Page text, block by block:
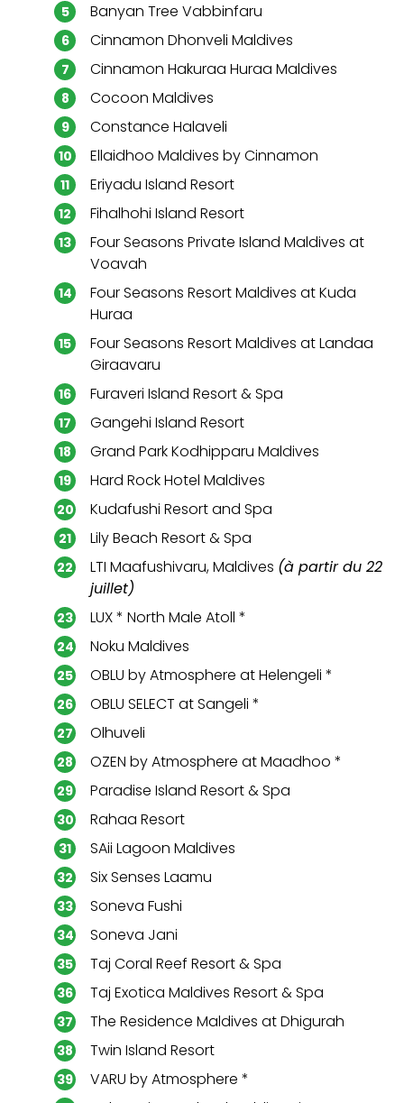
Banyan Tree Vabbinfaru
Cinnamon Dhonveli Maldives
Cinnamon Hakuraa Huraa Maldives
Cocoon Maldives
Constance Halaveli
Ellaidhoo Maldives by Cinnamon
Eriyadu Island Resort
Fihalhohi Island Resort
Four Seasons Private Island Maldives at
Voavah
Four Seasons Resort Maldives at Kuda
Huraa
Four Seasons Resort Maldives at Landaa
Giraavaru
Furaveri Island Resort & Spa
Gangehi Island Resort
Grand Park Kodhipparu Maldives
Hard Rock Hotel Maldives
Kudafushi Resort and Spa
Lily Beach Resort & Spa
LTI Maafushivaru, Maldives (à partir du 22
juillet)
LUX * North Male Atoll *
Noku Maldives
OBLU by Atmosphere at Helengeli *
OBLU SELECT at Sangeli *
Olhuveli
OZEN by Atmosphere at Maadhoo *
Paradise Island Resort & Spa
Rahaa Resort
SAii Lagoon Maldives
Six Senses Laamu
Soneva Fushi
Soneva Jani
Taj Coral Reef Resort & Spa
Taj Exotica Maldives Resort & Spa
The Residence Maldives at Dhigurah
Twin Island Resort
VARU by Atmosphere *